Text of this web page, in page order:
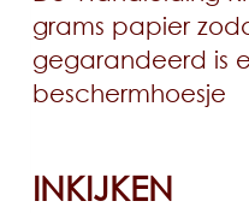
grams papier
gegarandeerd is
beschermhoesje
INKIJKEN